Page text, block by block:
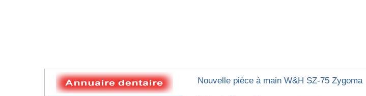
Nouvelle pièce à main W&H SZ-75 Zygoma